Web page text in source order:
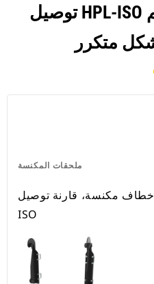
توصيل HPL-ISO بالمنتجات التي تتم
ملحقات المكنسة
خطاف مكنسة، قارنة توصيل HPL-
ISO